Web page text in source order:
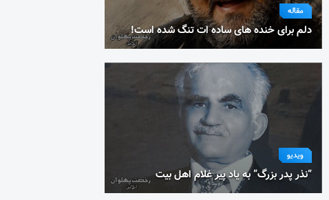
مقاله
دلم برای خنده های ساده ات تنگ شده است!
ویدیو
“نذر پدر بزرگ” به یاد پیر غلام اهل بیت